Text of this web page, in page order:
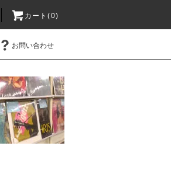
カート(0)
お問い合わせ